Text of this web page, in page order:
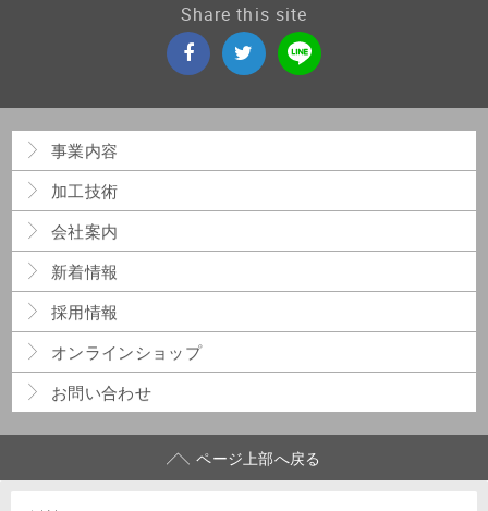
Share this site
事業内容
加工技術
会社案内
新着情報
採用情報
オンラインショップ
お問い合わせ
ページ上部へ戻る